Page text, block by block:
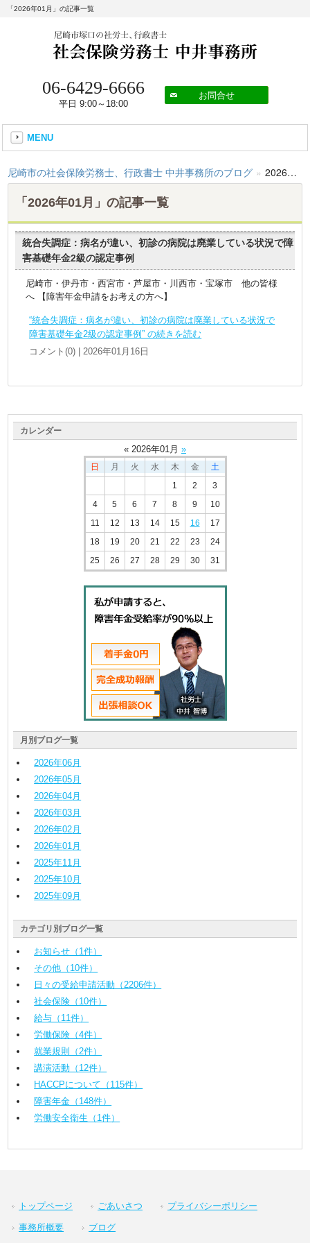
「2026年01月」の記事一覧
06-6429-6666
平日 9:00～18:00
お問合せ
MENU
尼崎市の社会保険労務士、行政書士 中井事務所のブログ » 2026年01月
「2026年01月」の記事一覧
統合失調症：病名が違い、初診の病院は廃業している状況で障
害基礎年金2級の認定事例
尼崎市・伊丹市・西宮市・芦屋市・川西市・宝塚市 他の皆様
へ 【障害年金申請をお考えの方へ】
“統合失調症：病名が違い、初診の病院は廃業している状況で
障害基礎年金2級の認定事例” の続きを読む
コメント(0) | 2026年01月16日
カレンダー
« 2026年01月 »
日 月 火 水 木 金
土
1
2
3
4
5 6 7 8 9
10
11
12 13 14 15 16
17
18
19 20 21 22 23
24
25
26 27 28 29 30 31
月別ブログ一覧
2026年06月
2026年05月
2026年04月
2026年03月
2026年02月
2026年01月
2025年11月
2025年10月
2025年09月
カテゴリ別ブログ一覧
お知らせ（1件）
その他（10件）
日々の受給申請活動（2206件）
社会保険（10件）
給与（11件）
労働保険（4件）
就業規則（2件）
講演活動（12件）
HACCPについて（115件）
障害年金（148件）
労働安全衛生（1件）
トップページ ごあいさつ プライバシーポリシー
事務所概要 ブログ